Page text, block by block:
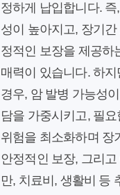
정하게 납입합니다.
성이 높아지고, 장기
정적인 보장을 제공하
매력이 있습니다. 하
경우, 암 발병 가능성
담을 가중시키고, 필
위험을 최소화하며 장
안정적인 보장, 그리
만, 치료비, 생활비 등